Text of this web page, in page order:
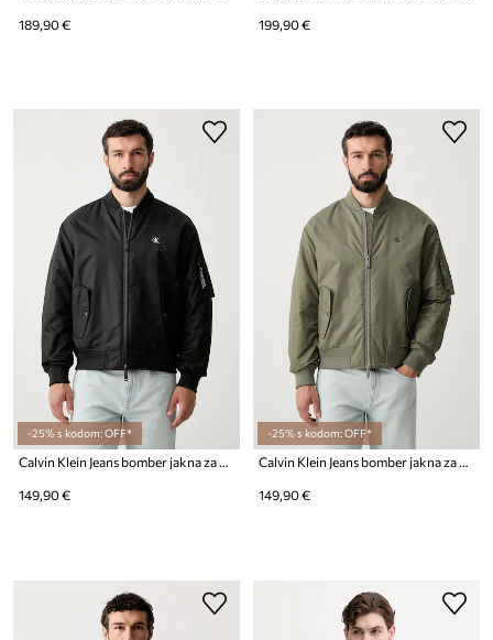
189,90 € 199,90 €
-25% s kodom: OFF*
Calvin Klein Jeans bomber jakna za muškarce
149,90 €
-25% s kodom: OFF*
Calvin Klein Jeans bomber jakna za muškarce
149,90 €